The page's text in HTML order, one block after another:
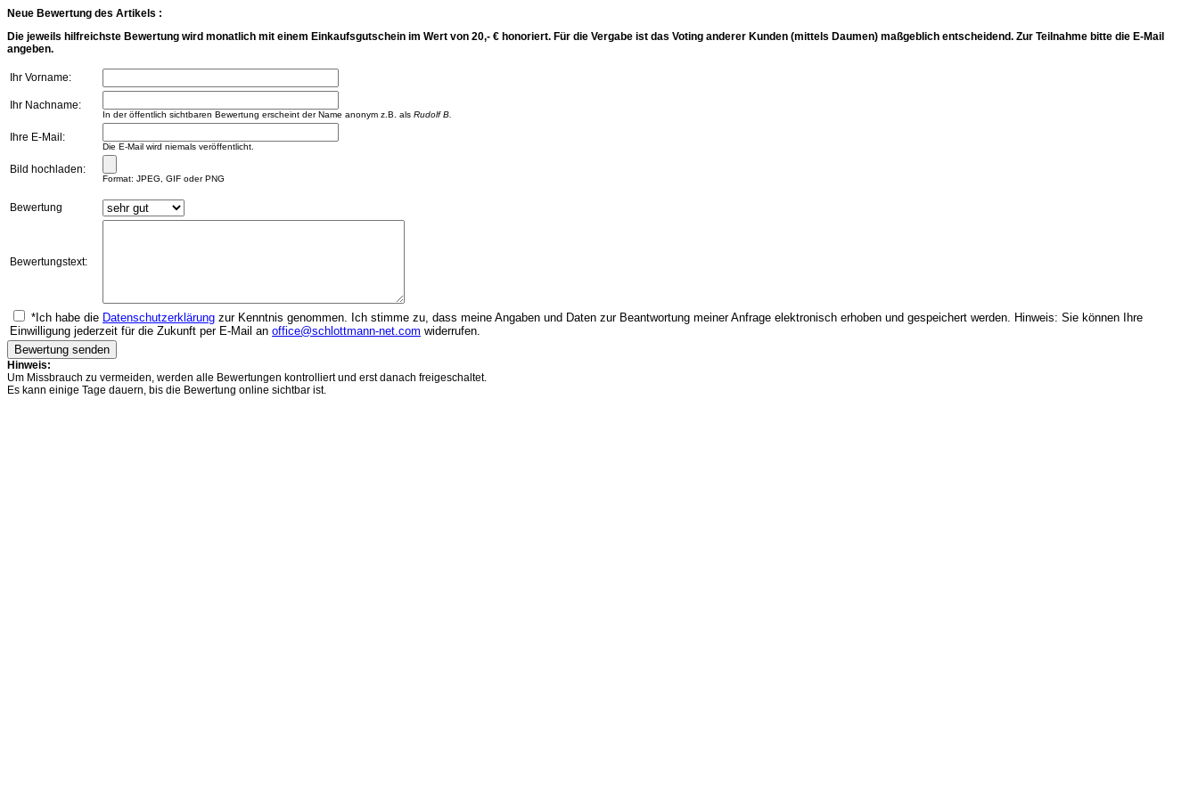
Neue Bewertung des Artikels :
Die jeweils hilfreichste Bewertung wird monatlich mit einem Einkaufsgutschein im Wert von 20,- € honoriert. Für die Vergabe ist das Voting anderer Kunden (mittels Daumen) maßgeblich entscheidend. Zur Teilnahme bitte die E-Mail
angeben.
Ihr Vorname:
Ihr Nachname:
In der öffentlich sichtbaren Bewertung erscheint der Name anonym z.B. als Rudolf B.
Ihre E-Mail:
Die E-Mail wird niemals veröffentlicht.
Bild hochladen:
Format: JPEG, GIF oder PNG
Bewertung
Bewertungstext:
*Ich habe die Datenschutzerklärung zur Kenntnis genommen. Ich stimme zu, dass meine Angaben und Daten zur Beantwortung meiner Anfrage elektronisch erhoben und gespeichert werden. Hinweis: Sie können Ihre
Einwilligung jederzeit für die Zukunft per E-Mail an office@schlottmann-net.com widerrufen.
Hinweis:
Um Missbrauch zu vermeiden, werden alle Bewertungen kontrolliert und erst danach freigeschaltet.
Es kann einige Tage dauern, bis die Bewertung online sichtbar ist.